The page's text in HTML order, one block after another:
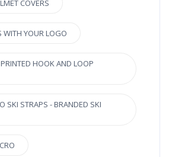
COVERS
WITH YOUR LOGO
HOOK AND LOOP
SKI STRAPS - BRANDED SKI